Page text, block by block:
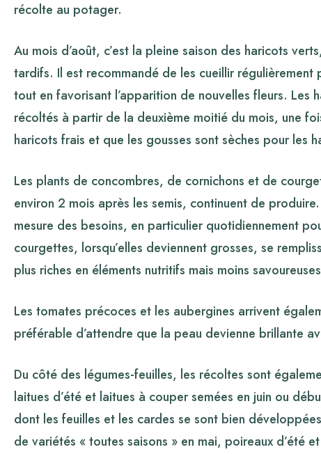
récolte au potager.
Au mois d’août, c’est la pleine saison des haricots
tardifs. Il est recommandé de les cueillir
tout en favorisant l’apparition de nouvelles fleurs. Les
récoltés à partir de la deuxième moitié du mois, une
haricots frais et que les gousses sont sèches pour les
Les plants de concombres, de cornichons et de
environ 2 mois après les semis, continuent de
mesure des besoins, en particulier quotidiennement
courgettes, lorsqu’elles deviennent grosses, se
plus riches en éléments nutritifs mais moins
Les tomates précoces et les aubergines arrivent
préférable d’attendre que la peau devienne brillante
Du côté des légumes-feuilles, les récoltes sont
laitues d’été et laitues à couper semées en juin ou
dont les feuilles et les cardes se sont bien
de variétés « toutes saisons » en mai, poireaux d’été